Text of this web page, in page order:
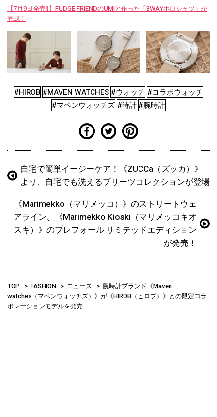
【7月9日発売‼︎】FUDGE FRIENDのUMIと作った「3WAYポロシャツ」が
完成！
#HIROB #MAVEN WATCHES #ウォッチ #コラボウォッチ
#マベンウォッチズ #時計 #腕時計
自宅で簡単イージーケア！《ZUCCa（ズッカ）》
より、自宅でも洗えるプリーツコレクションが登場
《Marimekko（マリメッコ）》のストリートウェ
アライン、《Marimekko Kioski（マリメッコキオ
スキ）》のプレフォール リミテッドエディション
が発売！
TOP FASHION ニュース
腕時計ブランド《Maven
watches（マベンウォッチズ）》が《HIROB（ヒロブ）》との限定コラ
ボレーションモデルを発売